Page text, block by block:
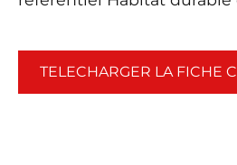
TELECHARGER LA FICHE